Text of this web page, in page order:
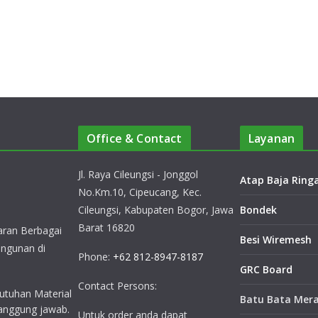
Berbagai
di
Material
jawab.
Office & Contact
Jl. Raya Cileungsi - Jonggol
No.Km.10, Cipeucang, Kec.
Cileungsi, Kabupaten Bogor, Jawa
Barat 16820
Phone: +62 812-8947-8187
Contact Persons:
Untuk order anda dapat
Layanan
Atap Baja
Bondek
Besi Wiremesh
GRC Board
Batu Bata